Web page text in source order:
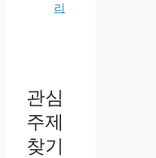
리
관심
주제
찾기